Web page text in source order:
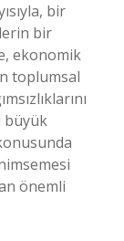
bir
bir
ekonomik
toplumsal
büyük
önemli